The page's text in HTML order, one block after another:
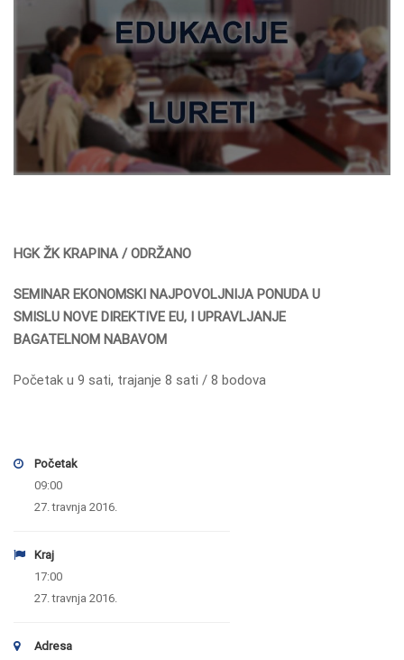
HGK ŽK KRAPINA / ODRŽANO
SEMINAR EKONOMSKI NAJPOVOLJNIJA PONUDA U
SMISLU NOVE DIREKTIVE EU, I UPRAVLJANJE
BAGATELNOM NABAVOM
Početak u 9 sati, trajanje 8 sati / 8 bodova
Početak
09:00
27. travnja 2016.
Kraj
17:00
27. travnja 2016.
Adresa